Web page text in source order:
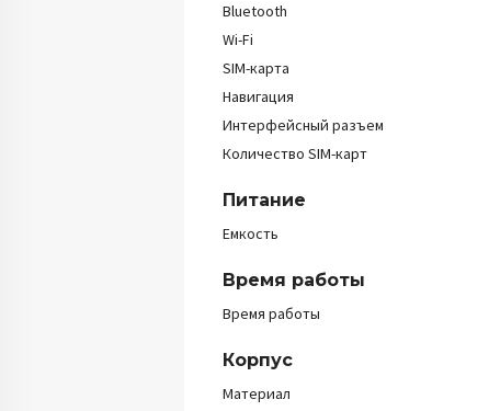
Bluetooth
Wi-Fi
SIM-карта
Навигация
Интерфейсный разъем
Количество SIM-карт
Питание
Емкость
Время работы
Время работы
Корпус
Материал